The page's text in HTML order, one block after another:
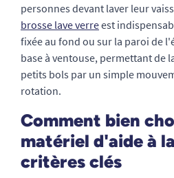
personnes devant laver leur
brosse lave verreest
fixée au fond ou sur la paroi de
base à ventouse, permettant de
petits bols par un simple
rotation.
Comment bien
matériel d'aide à
critères clés